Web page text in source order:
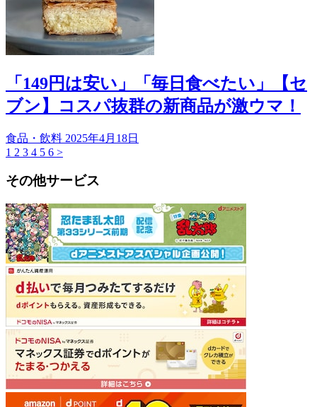
「149円は安い」「毎日食べたい」【セ
ブン】コスパ抜群の新商品が激ウマ！
食品・飲料 2025年4月18日
1 2 3 4 5 6 >
その他サービス